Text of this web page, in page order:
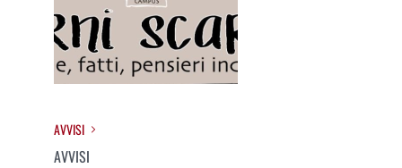
AVVISI
AVVISI